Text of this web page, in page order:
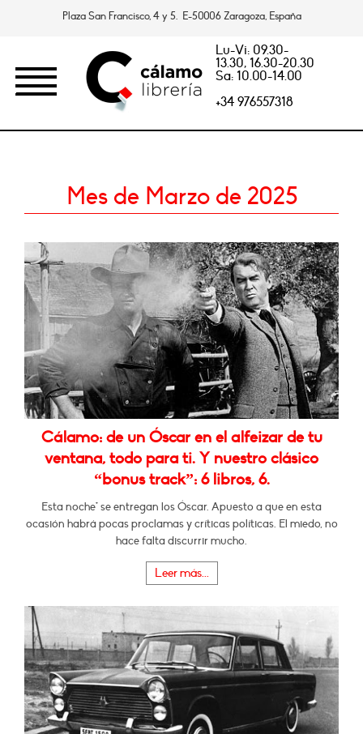
Plaza San Francisco, 4 y 5. E-50006 Zaragoza, España
Lu-Vi: 09.30-
13.30, 16.30-20.30
Sa: 10.00-14.00
+34 976557318
Mes de Marzo de 2025
Cálamo: de un Óscar en el alfeizar de tu
ventana, todo para ti. Y nuestro clásico
“bonus track”: 6 libros, 6.
Esta noche* se entregan los Óscar. Apuesto a que en esta
ocasión habrá pocas proclamas y críticas políticas. El miedo, no
hace falta discurrir mucho.
Leer más...